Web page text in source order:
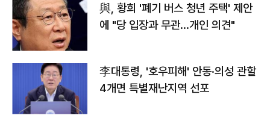
與, 황희 '폐기 버스 청년 주택' 제안
에 "당 입장과 무관…개인 의견"
李대통령, '호우피해' 안동·의성 관할
4개면 특별재난지역 선포